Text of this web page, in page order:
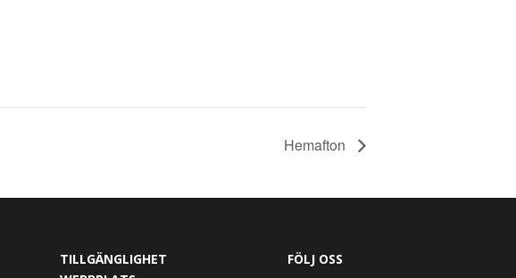
Hemafton
TILLGÄNGLIGHET
FÖLJ OSS